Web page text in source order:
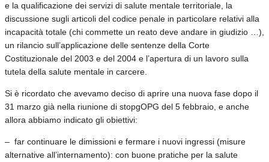
e la qualificazione dei servizi di salute mentale territoriale, la
discussione sugli articoli del codice penale in particolare relativi alla
incapacità totale (chi commette un reato deve andare in giudizio …),
un rilancio sull’applicazione delle sentenze della Corte
Costituzionale del 2003 e del 2004 e l’apertura di un lavoro sulla
tutela della salute mentale in carcere.
Si è ricordato che avevamo deciso di aprire una nuova fase dopo il
31 marzo già nella riunione di stopgOPG del 5 febbraio, e anche
allora abbiamo indicato gli obiettivi:
– far continuare le dimissioni e fermare i nuovi ingressi (misure
alternative all’internamento): con buone pratiche per la salute